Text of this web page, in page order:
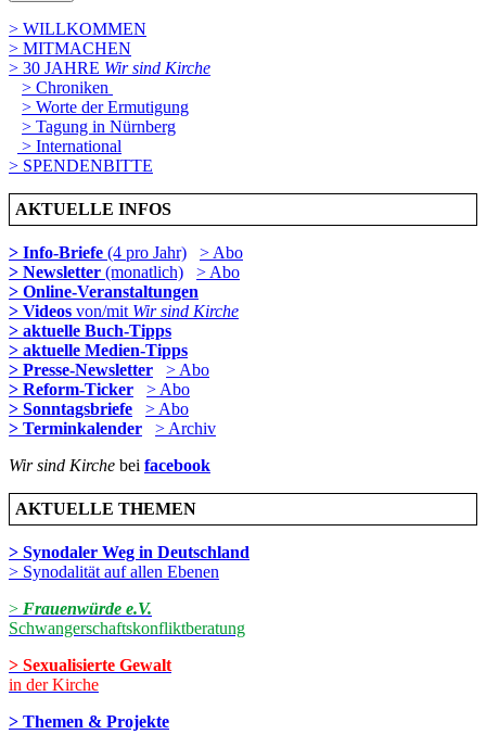
> WILLKOMMEN
> MITMACHEN
> 30 JAHRE Wir sind Kirche
> Chroniken
> Worte der Ermutigung
> Tagung in Nürnberg
> International
> SPENDENBITTE
AKTUELLE INFOS
> Info-Briefe (4 pro Jahr)
> Abo
> Newsletter (monatlich)
> Abo
> Online-Veranstaltungen
> Videos von/mit Wir sind Kirche
> aktuelle Buch-Tipps
> aktuelle Medien-Tipps
> Presse-Newsletter
> Abo
> Reform-Ticker
> Abo
> Sonntagsbriefe
> Abo
> Terminkalender
> Archiv
Wir sind Kirche bei facebook
AKTUELLE THEMEN
> Synodaler Weg in Deutschland
> Synodalität auf allen Ebenen
> Frauenwürde e.V.
Schwangerschaftskonfliktberatung
> Sexualisierte Gewalt
in der Kirche
> Themen & Projekte